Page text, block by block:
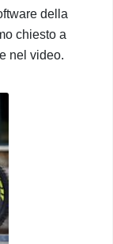
della
chiesto a
nel video.